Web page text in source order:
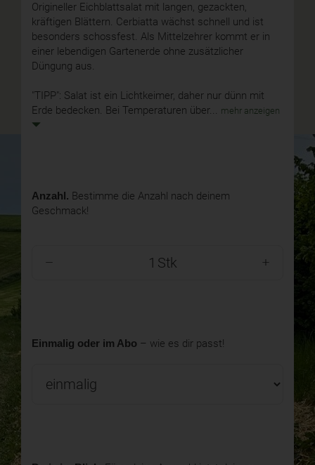
Origineller Eichblattsalat mit langen, gezackten,
kräftigen Blättern. Cerbiatta wächst schnell und ist
besonders schossfest. Als Mittelzehrer kommt er in
einer lebendigen Gartenerde ohne zusätzlicher
Düngung aus.
"TIPP": Salat ist ein Lichtkeimer, daher nur dünn mit
Erde bedecken. Bei Temperaturen über... mehr anzeigen
Anzahl. Bestimme die Anzahl nach deinem
Geschmack!
Stk
Einmalig oder im Abo – wie es dir passt!